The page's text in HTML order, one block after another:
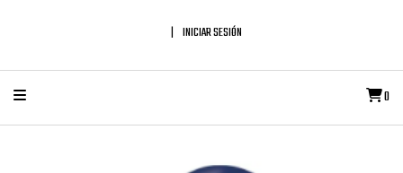
INICIAR SESIÓN
0